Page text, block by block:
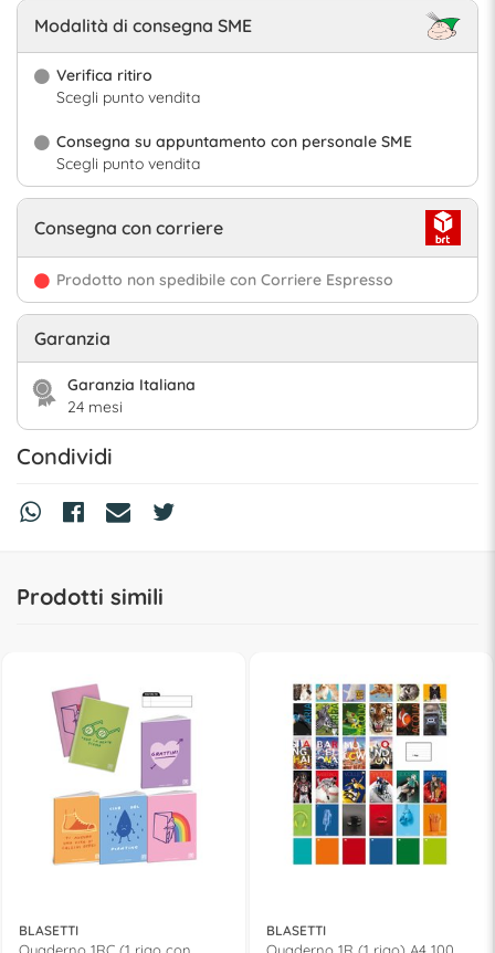
Modalità di consegna SME
Verifica ritiro
Scegli punto vendita
Consegna su appuntamento con personale SME
Scegli punto vendita
Consegna con corriere
Prodotto non spedibile con Corriere Espresso
Garanzia
Garanzia Italiana
24 mesi
Condividi
Prodotti simili
BLASETTI
Quaderno 1RC (1 rigo con
BLASETTI
Quaderno 1R (1 rigo) A4 100